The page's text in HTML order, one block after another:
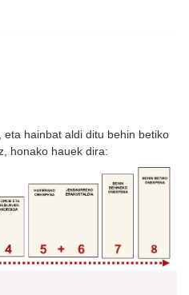
hainbat aldi ditu behin betiko
honako hauek dira: